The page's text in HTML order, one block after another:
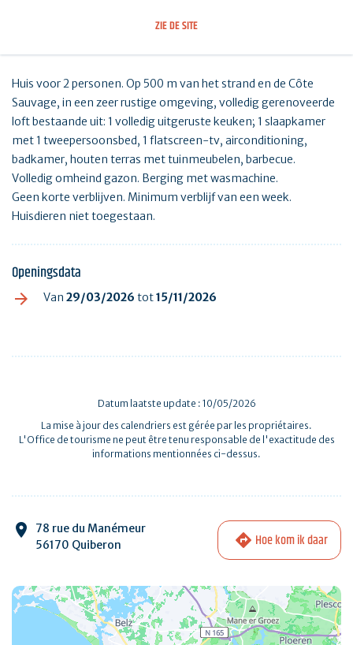
ZIE DE SITE
Huis voor 2 personen. Op 500 m van het strand en de Côte
Sauvage, in een zeer rustige omgeving, volledig gerenoveerde
loft bestaande uit: 1 volledig uitgeruste keuken; 1 slaapkamer
met 1 tweepersoonsbed, 1 flatscreen-tv, airconditioning,
badkamer, houten terras met tuinmeubelen, barbecue.
Volledig omheind gazon. Berging met wasmachine.
Geen korte verblijven. Minimum verblijf van een week.
Huisdieren niet toegestaan.
Openingsdata
Van 29/03/2026 tot15/11/2026
Datum laatste update : 10/05/2026
La mise à jour des calendriers est gérée par les propriétaires.
L'Office de tourisme ne peut être tenu responsable de l'exactitude des
informations mentionnées ci-dessus.
78 rue du Manémeur
56170 Quiberon
Hoe kom ik daar